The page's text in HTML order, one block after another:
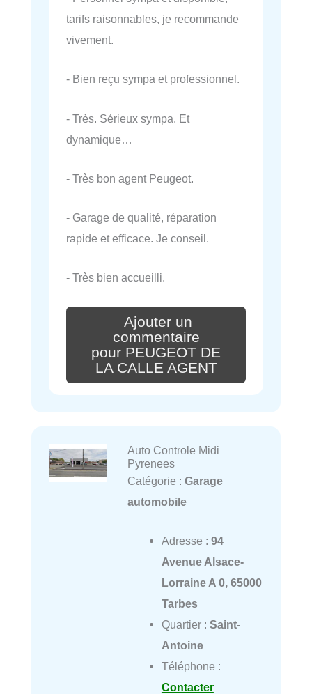
tarifs raisonnables, je recommande
vivement.
- Bien reçu sympa et professionnel.
- Très. Sérieux sympa. Et
dynamique…
- Très bon agent Peugeot.
- Garage de qualité, réparation
rapide et efficace. Je conseil.
- Très bien accueilli.
Ajouter un
commentaire
pour PEUGEOT DE
LA CALLE AGENT
Auto Controle Midi
Pyrenees
Catégorie : Garage
automobile
Adresse : 94
Avenue Alsace-
Lorraine A 0, 65000
Tarbes
Quartier : Saint-
Antoine
Téléphone :
Contacter